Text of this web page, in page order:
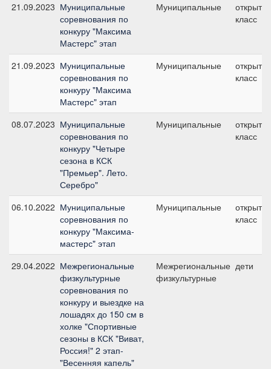
21.09.2023 Муниципальные
соревнования по
конкуру "Максима
Мастерс" этап
Муниципальные
класс
21.09.2023 Муниципальные
соревнования по
конкуру "Максима
Мастерс" этап
Муниципальные
класс
08.07.2023 Муниципальные
соревнования по
конкуру "Четыре
сезона в КСК
"Премьер". Лето.
Серебро"
Муниципальные
класс
06.10.2022 Муниципальные
соревнования по
конкуру "Максима-
мастерс" этап
Муниципальные
класс
29.04.2022 Межрегиональные
физкультурные
соревнования по
конкуру и выездке на
лошадях до 150 см в
холке "Спортивные
сезоны в КСК "Виват,
Россия!" 2 этап-
"Весенняя капель"
Межрегиональные
физкультурные
дети